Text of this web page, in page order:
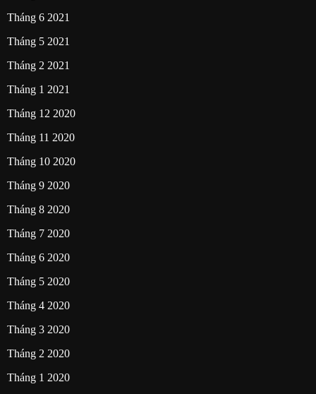
Tháng 6 2021
Tháng 5 2021
Tháng 2 2021
Tháng 1 2021
Tháng 12 2020
Tháng 11 2020
Tháng 10 2020
Tháng 9 2020
Tháng 8 2020
Tháng 7 2020
Tháng 6 2020
Tháng 5 2020
Tháng 4 2020
Tháng 3 2020
Tháng 2 2020
Tháng 1 2020